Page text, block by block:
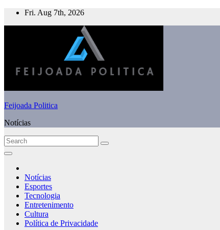
Skip
Fri. Aug 7th, 2026
Feijoada Politica
Notícias
Notícias
Esportes
Tecnologia
Entretenimento
Cultura
Política de Privacidade